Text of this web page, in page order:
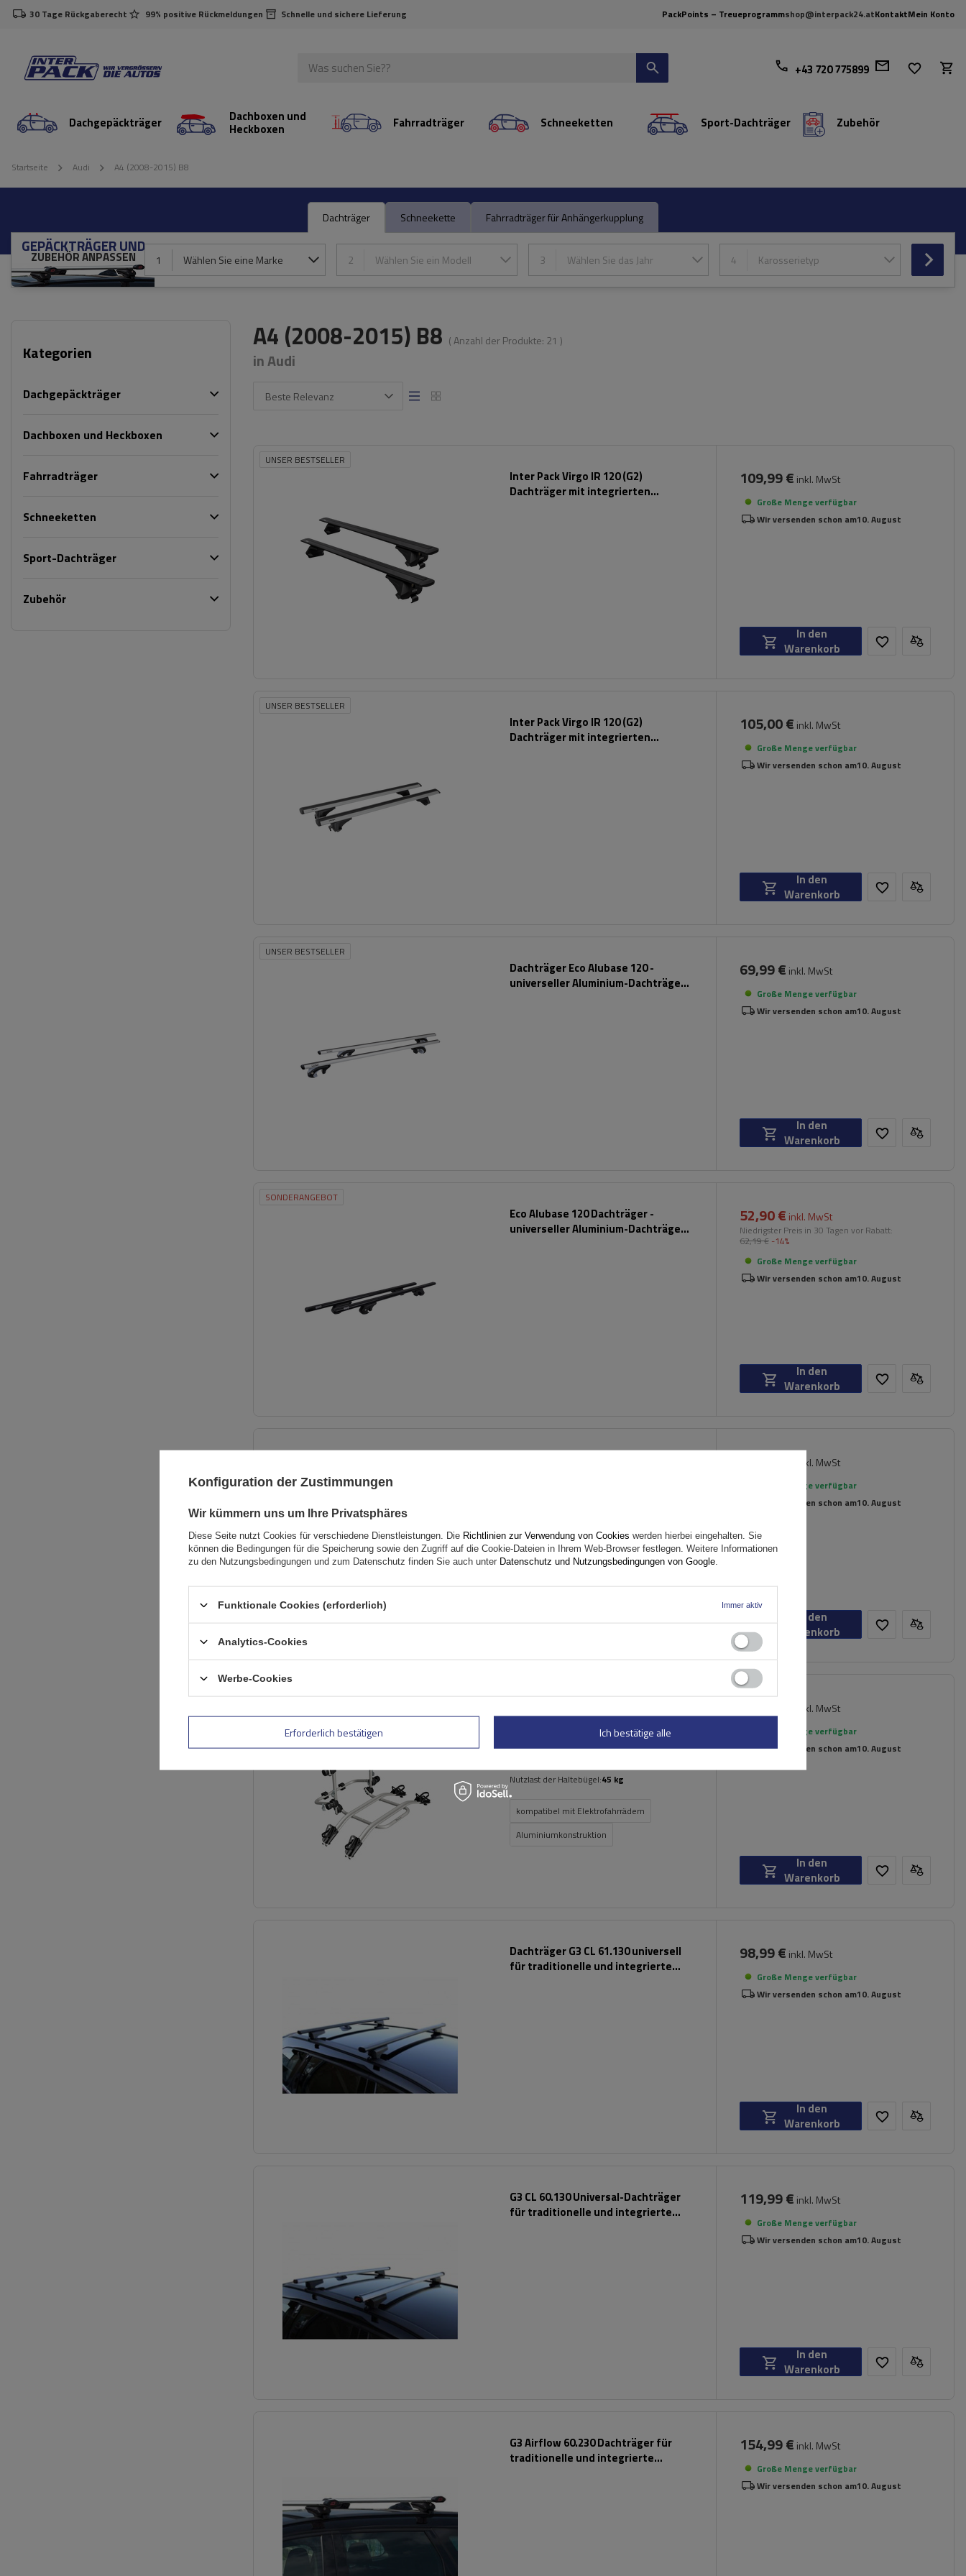
30 Tage Rückgaberecht 99% positive Rückmeldungen Schnelle und sichere Lieferung PackPoints – Treueprogrammshop@interpack24.atKontaktMein Konto
+43 720 775899
Dachgepäckträger Dachboxen und
Heckboxen Fahrradträger Schneeketten Sport-Dachträger Zubehör
Startseite Audi A4 (2008-2015) B8
Dachträger Schneekette Fahrradträger für Anhängerkupplung
GEPÄCKTRÄGER UND
ZUBEHÖR ANPASSEN 1 Wählen Sie eine Marke 2 Wählen Sie ein Modell 3 Wählen Sie das Jahr 4 Karosserietyp
Kategorien
Dachgepäckträger
Dachboxen und Heckboxen
Fahrradträger
Schneeketten
Sport-Dachträger
Zubehör
A4 (2008-2015) B8 ( Anzahl der Produkte: 21 )
in Audi
Beste Relevanz
UNSER BESTSELLER
Inter Pack Virgo IR 120 (G2)
Dachträger mit integrierten
109,99 € inkl. MwSt
Große Menge verfügbar
Wir versenden schon am10. August
In den
Warenkorb
UNSER BESTSELLER
Inter Pack Virgo IR 120 (G2)
Dachträger mit integrierten
105,00 € inkl. MwSt
Große Menge verfügbar
Wir versenden schon am10. August
In den
Warenkorb
UNSER BESTSELLER
Dachträger Eco Alubase 120 -
universeller Aluminium-Dachträger
69,99 € inkl. MwSt
Große Menge verfügbar
Wir versenden schon am10. August
In den
Warenkorb
SONDERANGEBOT
Eco Alubase 120 Dachträger -
universeller Aluminium-Dachträger
52,90 € inkl. MwSt
Niedrigster Preis in 30 Tagen vor Rabatt:
62,19 € -14%
Große Menge verfügbar
Wir versenden schon am10. August
In den
Warenkorb
universelles Montagesystem
inkl. MwSt
Große Menge verfügbar
Wir versenden schon am10. August
In den
Warenkorb
Heckklappen-Fahrradträger
Fassungsvermögen: Fahrräder:2
Nutzlast der Haltebügel:45 kg
kompatibel mit Elektrofahrrädern
Aluminiumkonstruktion
inkl. MwSt
Große Menge verfügbar
Wir versenden schon am10. August
In den
Warenkorb
Dachträger G3 CL 61.130 universell
für traditionelle und integrierte
98,99 € inkl. MwSt
Große Menge verfügbar
Wir versenden schon am10. August
In den
Warenkorb
G3 CL 60.130 Universal-Dachträger
für traditionelle und integrierte
119,99 € inkl. MwSt
Große Menge verfügbar
Wir versenden schon am10. August
In den
Warenkorb
G3 Airflow 60.230 Dachträger für
traditionelle und integrierte
154,99 € inkl. MwSt
Große Menge verfügbar
Wir versenden schon am10. August
Konfiguration der Zustimmungen
Wir kümmern uns um Ihre Privatsphäres
Diese Seite nutzt Cookies für verschiedene Dienstleistungen. Die Richtlinien zur Verwendung von Cookies werden hierbei eingehalten. Sie
können die Bedingungen für die Speicherung sowie den Zugriff auf die Cookie-Dateien in Ihrem Web-Browser festlegen. Weitere Informationen
zu den Nutzungsbedingungen und zum Datenschutz finden Sie auch unter Datenschutz und Nutzungsbedingungen von Google
Funktionale Cookies (erforderlich) Immer aktiv
Analytics-Cookies
Werbe-Cookies
Erforderlich bestätigen Ich bestätige alle